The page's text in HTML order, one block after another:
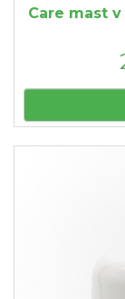
Care mast